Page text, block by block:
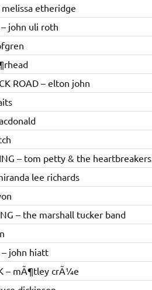
melissa etheridge
– john uli roth
ROAD – elton john
– tom petty & the heartbreakers
lee richards
– the marshall tucker band
– john hiatt
– mÃ¶tley crÃ¼e